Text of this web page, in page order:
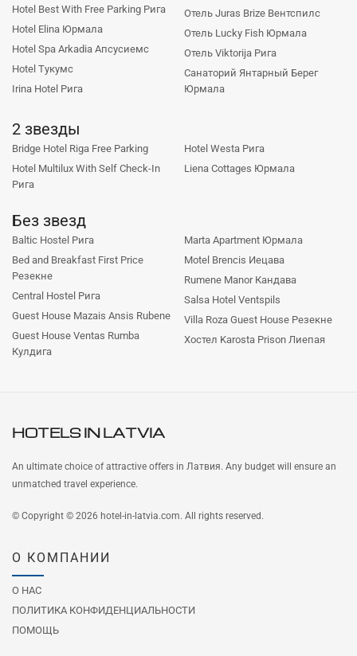
Hotel Best With Free Parking Рига
Hotel Elina Юрмала
Hotel Spa Arkadia Апсусиемс
Hotel Тукумс
Irina Hotel Рига
Отель Juras Brize Вентспилс
Отель Lucky Fish Юрмала
Отель Viktorija Рига
Санаторий Янтарный Берег
Юрмала
2 звезды
Bridge Hotel Riga Free Parking
Hotel Multilux With Self Check-In
Рига
Hotel Westa Рига
Liena Cottages Юрмала
Без звезд
Baltic Hostel Рига
Bed and Breakfast First Price
Резекне
Central Hostel Рига
Guest House Mazais Ansis Rubene
Guest House Ventas Rumba
Кулдига
Marta Apartment Юрмала
Motel Brencis Иецава
Rumene Manor Кандава
Salsa Hotel Ventspils
Villa Roza Guest House Резекне
Хостел Karosta Prison Лиепая
HOTELS INLATVIA
An ultimate choice of attractive offers in Латвия. Any budget will ensure an
unmatched travel experience.
© Copyright © 2026 hotel-in-latvia.com. All rights reserved.
О КОМПАНИИ
О НАС
ПОЛИТИКА КОНФИДЕНЦИАЛЬНОСТИ
ПОМОЩЬ